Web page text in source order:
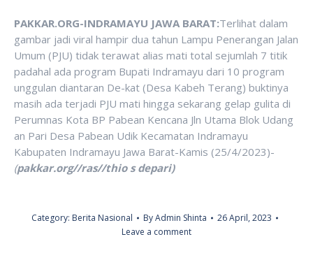
PAKKAR.ORG-INDRAMAYU JAWA BARAT:Terlihat dalam
gambar jadi viral hampir dua tahun Lampu Penerangan Jalan
Umum (PJU) tidak terawat alias mati total sejumlah 7 titik
padahal ada program Bupati Indramayu dari 10 program
unggulan diantaran De-kat (Desa Kabeh Terang) buktinya
masih ada terjadi PJU mati hingga sekarang gelap gulita di
Perumnas Kota BP Pabean Kencana Jln Utama Blok Udang
an Pari Desa Pabean Udik Kecamatan Indramayu
Kabupaten Indramayu Jawa Barat-Kamis (25/4/2023)-
(pakkar.org//ras//thio s depari)
Category: Berita Nasional ByAdmin Shinta
26 April, 2023
Leave a comment